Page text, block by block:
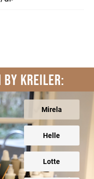
BY KREILER:
Mirela
Helle
Lotte